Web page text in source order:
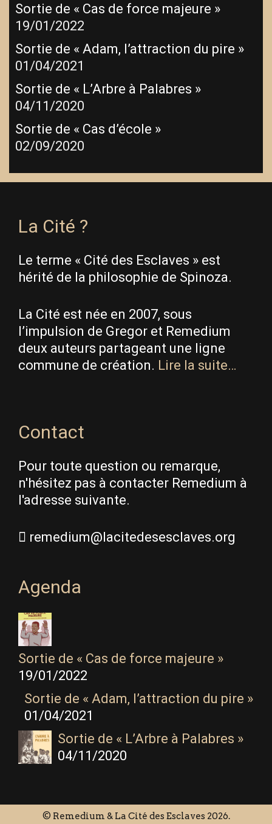
Sortie de « Cas de force majeure »
19/01/2022
Sortie de « Adam, l’attraction du pire »
01/04/2021
Sortie de « L’Arbre à Palabres »
04/11/2020
Sortie de « Cas d’école »
02/09/2020
La Cité ?
Le terme « Cité des Esclaves » est
hérité de la philosophie de Spinoza.
La Cité est née en 2007, sous
l’impulsion de Gregor et Remedium
deux auteurs partageant une ligne
commune de création. Lire la suite…
Contact
Pour toute question ou remarque,
n'hésitez pas à contacter Remedium à
l'adresse suivante.
remedium@lacitedesesclaves.org
Agenda
Sortie de « Cas de force majeure »
19/01/2022
Sortie de « Adam, l’attraction du pire »
01/04/2021
Sortie de « L’Arbre à Palabres »
04/11/2020
© Remedium & La Cité des Esclaves 2026.